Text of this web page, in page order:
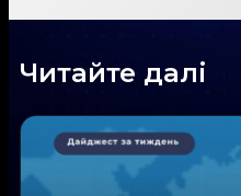
Читайте далі